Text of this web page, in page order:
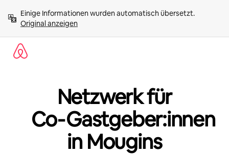
Inhalten
springenOriginal anzeigen
Netzwerk für
Co‑Gastgeber:innen
in Mougins